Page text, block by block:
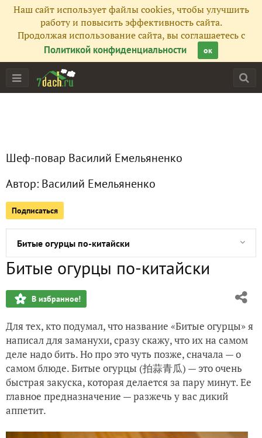
Наш сайт использует файлы cookies, чтобы улучшить
работу и повысить эффективность сайта.
Продолжая использование сайта, вы соглашаетесь с
Политикой конфиденциальности
ок
Шеф-повар Василий Емельяненко
Автор: Василий Емельяненко
Подписаться
Все публикации 42
Сейчас обсуждают
Какой стейк лучше - Top Blade или Flat Iron? В чем
Постное меню: 4 закуски с ярким вкусом
Тонкие блины на Масленицу
Битые огурцы по-китайски
Самый лучший новогодний салат с мандаринами
Свиные ребрышки на Новогодний стол!!!
Как засолить рыбу, или Самая любимая русская еда!
Вяленые томаты по-итальянски
Очень быстрый тирамису для дачи
Битые огурцы по-китайски
В избранное!
Для тех, кто подумал, что название «Битые огурцы» я
написал для заманухи, сразу скажу, что их на самом
деле надо бить. Но про это чуть позже, сначала — о
самом блюде. Битые огурцы (拍蒜青瓜) — это очень
быстрая закуска, которая делается за пару минут. Ее
главное предназначение — разжечь у вас дикий
аппетит.